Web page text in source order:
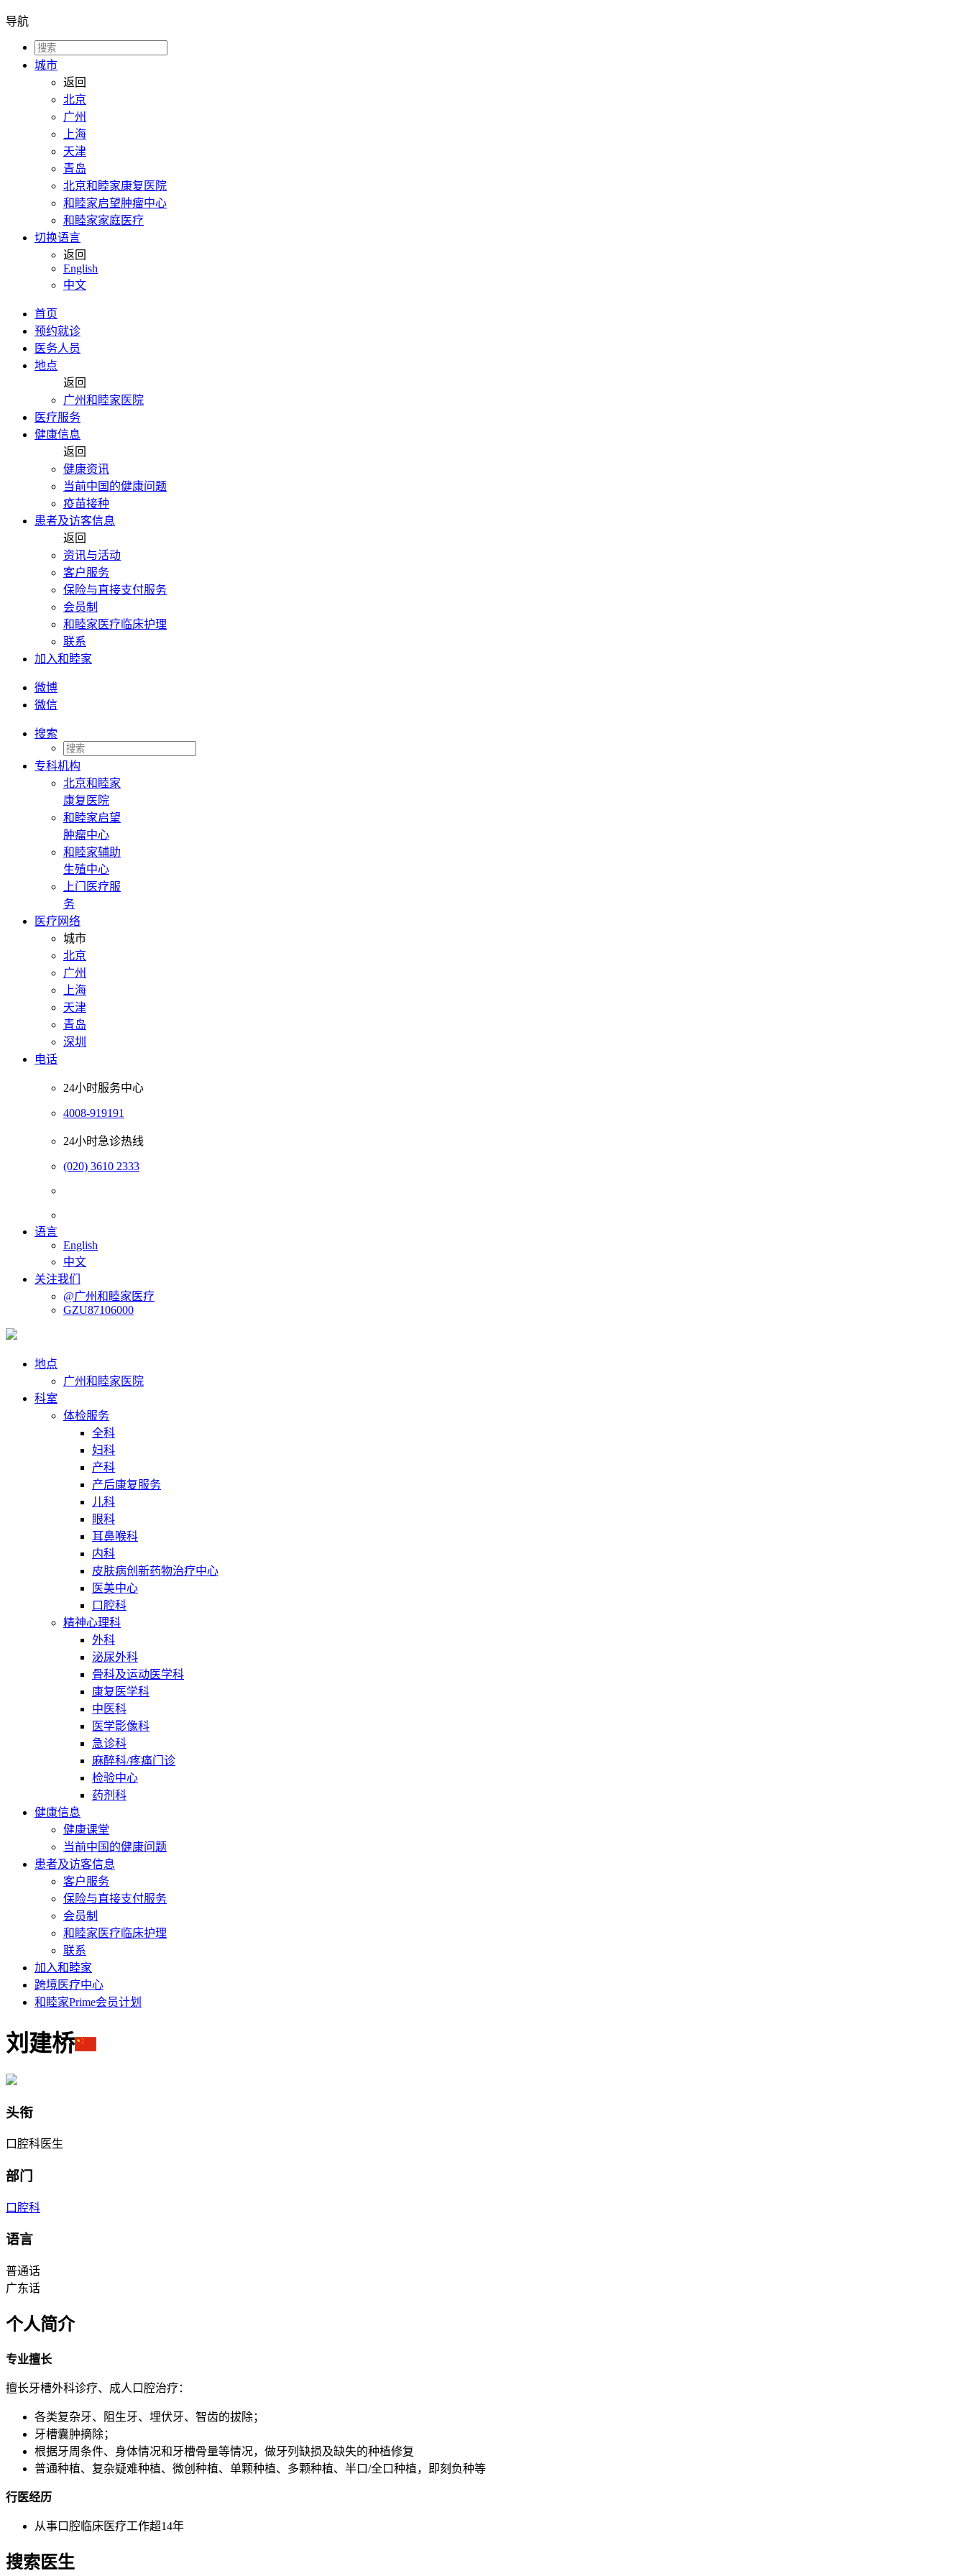
导航
城市
返回
北京
广州
上海
天津
青岛
北京和睦家康复医院
和睦家启望肿瘤中心
和睦家家庭医疗
切换语言
返回
English
中文
首页
预约就诊
医务人员
地点
返回
广州和睦家医院
医疗服务
健康信息
返回
健康资讯
当前中国的健康问题
疫苗接种
患者及访客信息
返回
资讯与活动
客户服务
保险与直接支付服务
会员制
和睦家医疗临床护理
联系
加入和睦家
微博
微信
搜索
专科机构
北京和睦家
康复医院
和睦家启望
肿瘤中心
和睦家辅助
生殖中心
上门医疗服
务
医疗网络
城市
北京
广州
上海
天津
青岛
深圳
电话
24小时服务中心
4008-919191
24小时急诊热线
(020) 3610 2333
语言
English
中文
关注我们
@广州和睦家医疗
GZU87106000
地点
广州和睦家医院
科室
体检服务
全科
妇科
产科
产后康复服务
儿科
眼科
耳鼻喉科
内科
皮肤病创新药物治疗中心
医美中心
口腔科
精神心理科
外科
泌尿外科
骨科及运动医学科
康复医学科
中医科
医学影像科
急诊科
麻醉科/疼痛门诊
检验中心
药剂科
健康信息
健康课堂
当前中国的健康问题
患者及访客信息
客户服务
保险与直接支付服务
会员制
和睦家医疗临床护理
联系
加入和睦家
跨境医疗中心
和睦家Prime会员计划
刘建桥
头衔
口腔科医生
部门
口腔科
语言
普通话
广东话
个人简介
专业擅长
擅长牙槽外科诊疗、成人口腔治疗：
各类复杂牙、阻生牙、埋伏牙、智齿的拔除；
牙槽囊肿摘除；
根据牙周条件、身体情况和牙槽骨量等情况，做牙列缺损及缺失的种植修复
普通种植、复杂疑难种植、微创种植、单颗种植、多颗种植、半口/全口种植，即刻负种等
行医经历
从事口腔临床医疗工作超14年
搜索医生